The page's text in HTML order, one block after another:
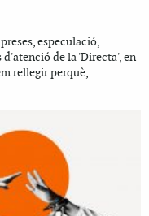
especulació,
de la 'Directa', en
rellegir perquè,...